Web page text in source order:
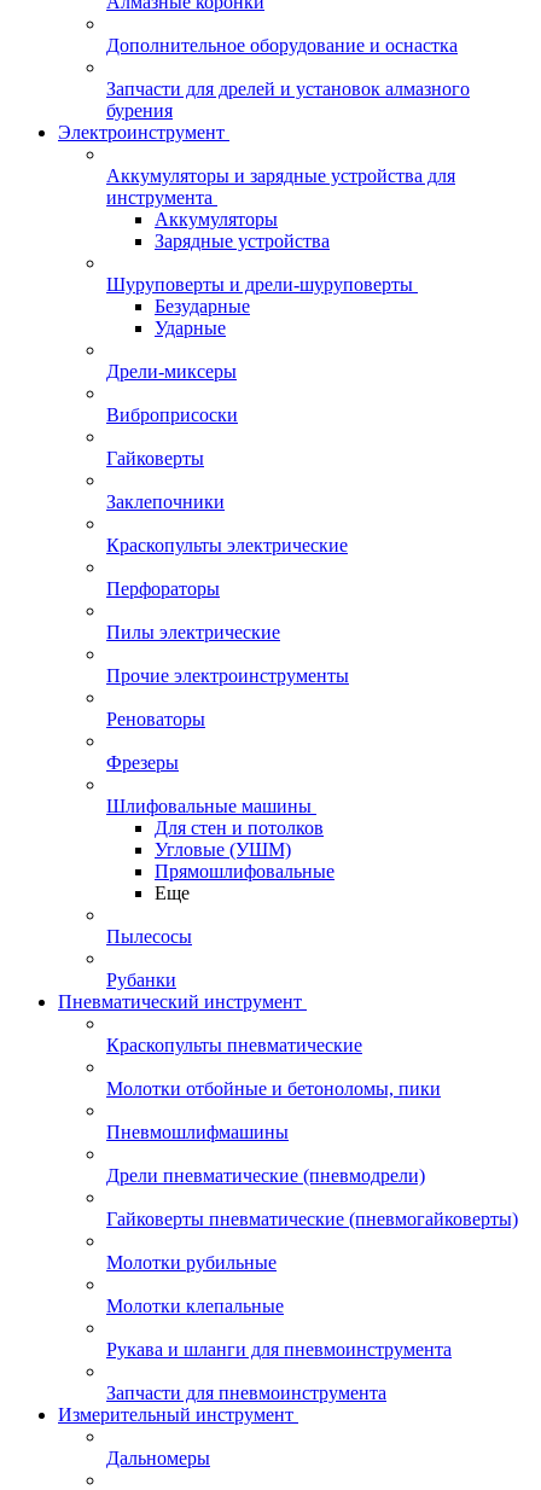
Дополнительное оборудование и оснастка
Запчасти для дрелей и установок алмазного
бурения
Электроинструмент
Аккумуляторы и зарядные устройства для
инструмента
Аккумуляторы
Зарядные устройства
Шуруповерты и дрели-шуруповерты
Безударные
Ударные
Дрели-миксеры
Виброприсоски
Гайковерты
Заклепочники
Краскопульты электрические
Перфораторы
Пилы электрические
Прочие электроинструменты
Реноваторы
Фрезеры
Шлифовальные машины
Для стен и потолков
Угловые (УШМ)
Прямошлифовальные
Еще
Пылесосы
Рубанки
Пневматический инструмент
Краскопульты пневматические
Молотки отбойные и бетоноломы, пики
Пневмошлифмашины
Дрели пневматические (пневмодрели)
Гайковерты пневматические (пневмогайковерты)
Молотки рубильные
Молотки клепальные
Рукава и шланги для пневмоинструмента
Запчасти для пневмоинструмента
Измерительный инструмент
Дальномеры